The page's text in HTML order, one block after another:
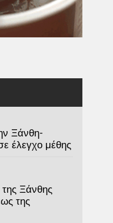
Ξάνθη-
έλεγχο μέθης
Ξάνθης
της